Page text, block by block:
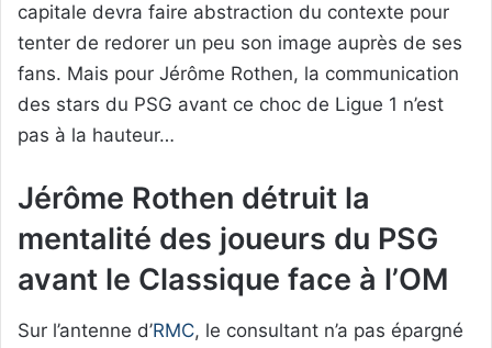
capitale devra faire abstraction du contexte pour
tenter de redorer un peu son image auprès de ses
fans. Mais pour Jérôme Rothen, la communication
des stars du PSG avant ce choc de Ligue 1 n’est
pas à la hauteur…
Jérôme Rothen détruit la
mentalité des joueurs du PSG
avant le Classique face à l’OM
Sur l’antenne d’RMC, le consultant n’a pas épargné